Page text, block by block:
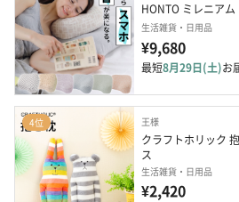
HONTO ミレニア
生活雑貨・日用品
¥9,680
最短8月29日(土)お
4位 王様
クラフトホリック
ス
生活雑貨・日用品
¥2,420